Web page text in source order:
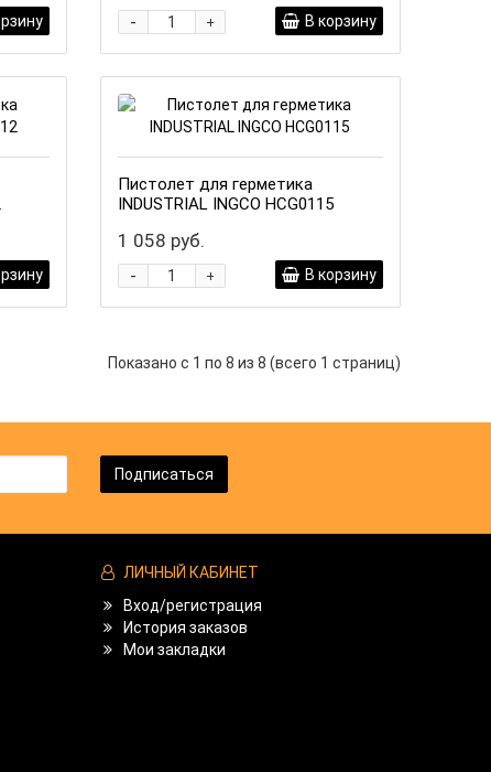
+
- В корзину
Пистолет для герметика
INDUSTRIAL INGCO HCG0115
1 058 руб.
+
- В корзину
Показано с 1 по 8 из 8 (всего 1 страниц)
Подписаться
ЛИЧНЫЙ КАБИНЕТ
Вход/регистрация
История заказов
Мои закладки